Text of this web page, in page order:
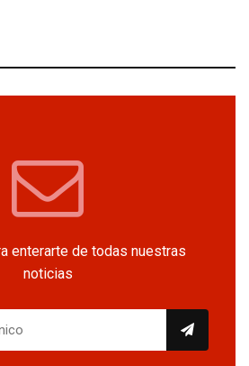
enterarte de todas nuestras
noticias